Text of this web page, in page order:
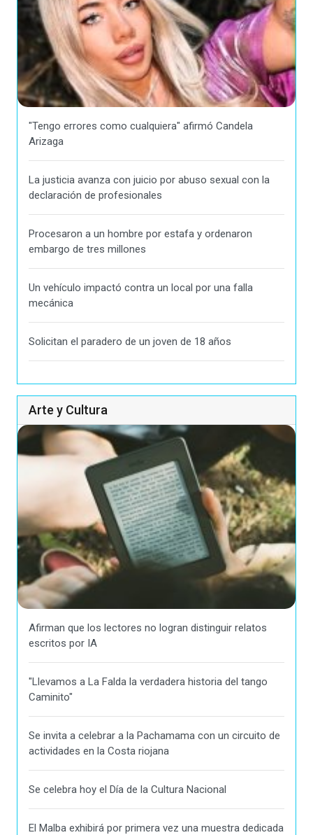
"Tengo errores como cualquiera" afirmó Candela
Arizaga
La justicia avanza con juicio por abuso sexual con la
declaración de profesionales
Procesaron a un hombre por estafa y ordenaron
embargo de tres millones
Un vehículo impactó contra un local por una falla
mecánica
Solicitan el paradero de un joven de 18 años
Arte y Cultura
Afirman que los lectores no logran distinguir relatos
escritos por IA
"Llevamos a La Falda la verdadera historia del tango
Caminito"
Se invita a celebrar a la Pachamama con un circuito de
actividades en la Costa riojana
Se celebra hoy el Día de la Cultura Nacional
El Malba exhibirá por primera vez una muestra dedicada